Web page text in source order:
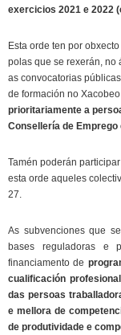
exercicios 2021 e 2022
Esta orde ten por
polas que se rexerán, no
as convocatorias
de formación no
prioritariamente a
Consellería de Emprego
Tamén poderán
esta orde aqueles
27.
As subvenciones que
bases reguladoras e
financiamento de
cualificación
das persoas
e mellora de
de produtividade e